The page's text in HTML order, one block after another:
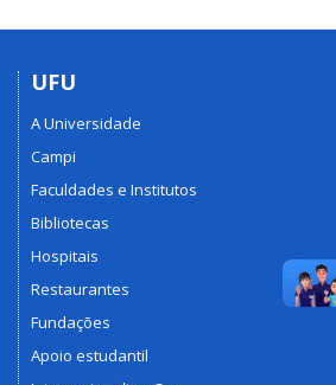
UFU
A Universidade
Campi
Faculdades e Institutos
Bibliotecas
Hospitais
Restaurantes
Fundações
Apoio estudantil